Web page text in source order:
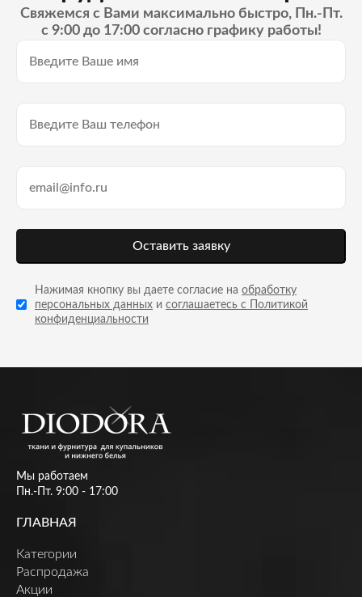
Свяжемся с Вами максимально быстро, Пн.-Пт.
с 9:00 до 17:00 согласно графику работы!
Оставить заявку
Нажимая кнопку вы даете согласие на обработку
персональных данных и соглашаетесь с Политикой
конфиденциальности
Мы работаем
Пн.-Пт. 9:00 - 17:00
ГЛАВНАЯ
Категории
Распродажа
Акции